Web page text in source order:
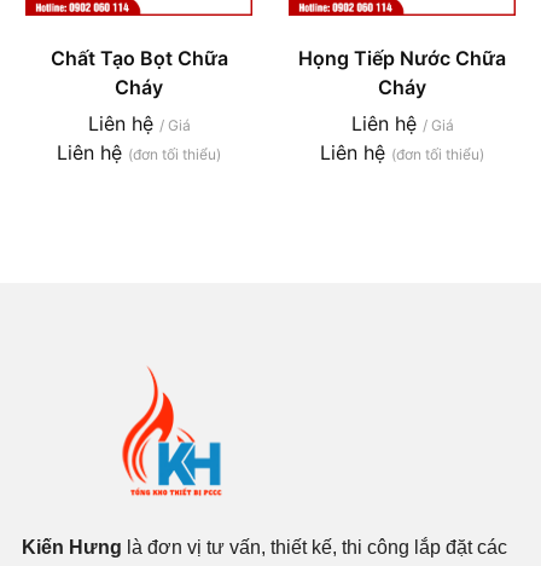
Chất Tạo Bọt Chữa
Cháy
Liên hệ / Giá
Liên hệ (đơn tối thiểu)
Họng Tiếp Nước Chữa
Cháy
Liên hệ / Giá
Liên hệ (đơn tối thiểu)
Kiến Hưng là đơn vị tư vấn, thiết kế, thi công lắp đặt các